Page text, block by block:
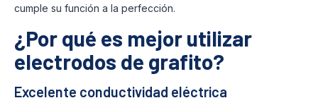
cumple su función a la perfección.
¿Por qué es mejor utilizar
electrodos de grafito?
Excelente conductividad eléctrica